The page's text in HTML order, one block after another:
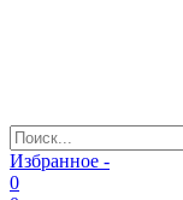
Избранное -
0